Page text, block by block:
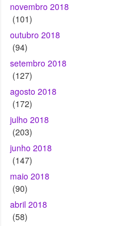
novembro 2018
(101)
outubro 2018
(94)
setembro 2018
(127)
agosto 2018
(172)
julho 2018
(203)
junho 2018
(147)
maio 2018
(90)
abril 2018
(58)